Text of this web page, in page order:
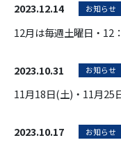
2023.12.14 お知らせ
12月は毎週土曜日・12
2023.10.31 お知らせ
11月18日(土)・11月25
2023.10.17 お知らせ